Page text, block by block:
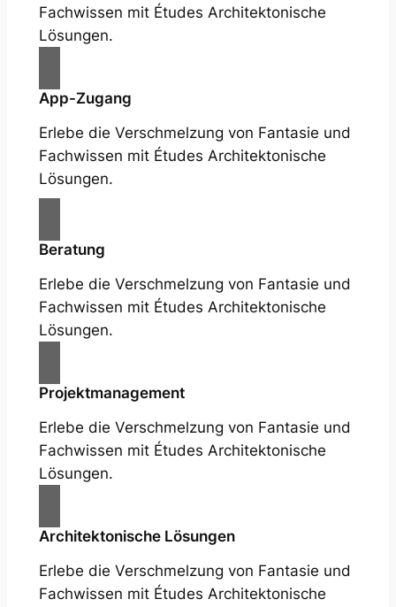
Fachwissen mit Études Architektonische
Lösungen.
App-Zugang
Erlebe die Verschmelzung von Fantasie und
Fachwissen mit Études Architektonische
Lösungen.
Beratung
Erlebe die Verschmelzung von Fantasie und
Fachwissen mit Études Architektonische
Lösungen.
Projektmanagement
Erlebe die Verschmelzung von Fantasie und
Fachwissen mit Études Architektonische
Lösungen.
Architektonische Lösungen
Erlebe die Verschmelzung von Fantasie und
Fachwissen mit Études Architektonische